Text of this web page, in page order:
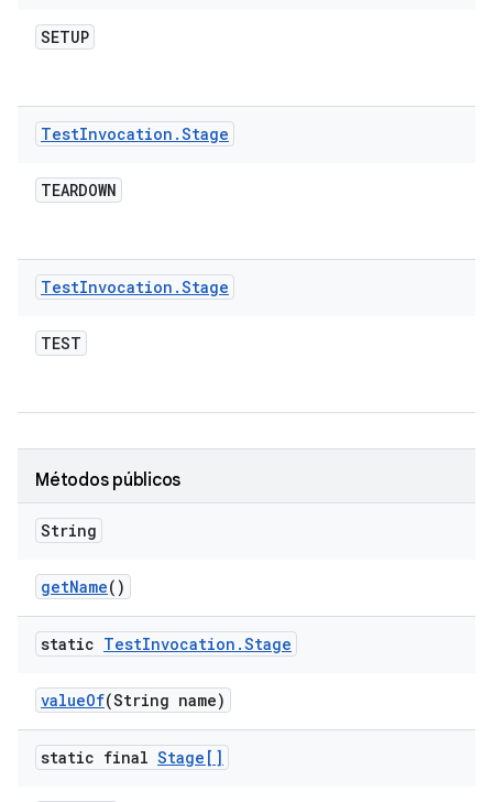
SETUP
TestInvocation .Stage
TEARDOWN
TestInvocation .Stage
TEST
Métodos públicos
String
getName()
static TestInvocation .Stage
valueOf(String name)
static final Stage[]